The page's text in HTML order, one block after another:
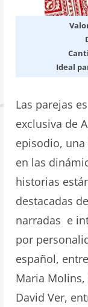
Ideal
Las parejas
exclusiva de
episodio,
en las
historias
destacadas
narradas e
por
español,
Maria Molins,
David Ver,